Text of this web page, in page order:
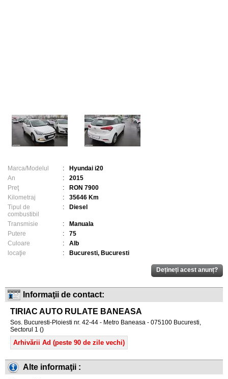
Marca/Modelul :
Hyundai i20
An
:
2015
Preţ
:
RON 7900
Kilometraj
:
35646 Km
Tipul de
combustibil
: Diesel
Transmisie :
Manuala
Putere
:
75
Culoare
:
Alb
locaţie
: Bucuresti, Bucuresti
Informaţii de contact:
TIRIAC AUTO RULATE BANEASA
Sos. Bucuresti-Ploiesti nr. 42-44 - Metro Baneasa - 075100 Bucuresti,
Sectorul 1 ()
Arhivării Ad (peste 90 de zile vechi)
Alte informaţii :